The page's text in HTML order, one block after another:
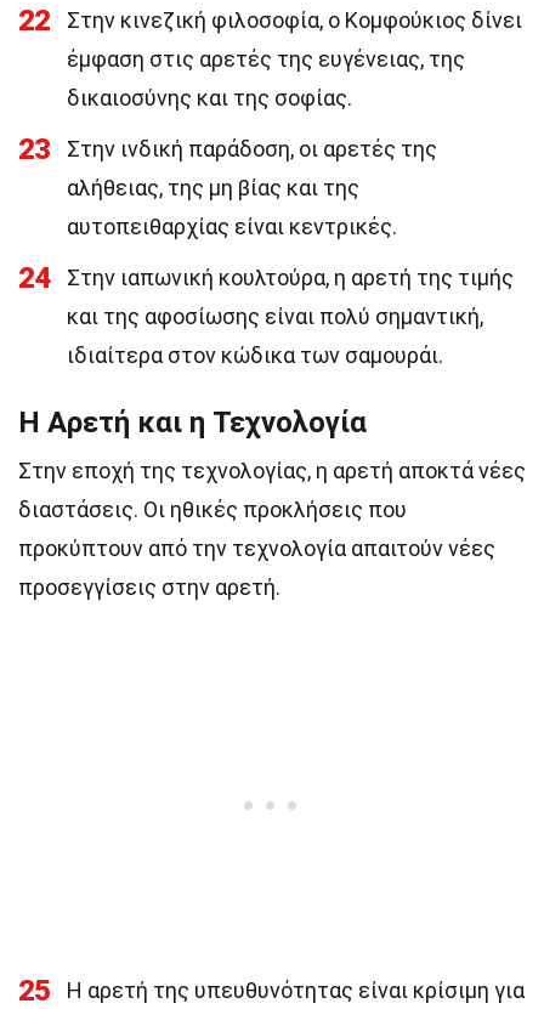
22
Στην κινεζική φιλοσοφία, ο Κομφούκιος δίνει
έμφαση στις αρετές της ευγένειας, της
δικαιοσύνης και της σοφίας.
23
Στην ινδική παράδοση, οι αρετές της
αλήθειας, της μη βίας και της
αυτοπειθαρχίας είναι κεντρικές.
24
Στην ιαπωνική κουλτούρα, η αρετή της τιμής
και της αφοσίωσης είναι πολύ σημαντική,
ιδιαίτερα στον κώδικα των σαμουράι.
Η Αρετή και η Τεχνολογία
Στην εποχή της τεχνολογίας, η αρετή αποκτά νέες
διαστάσεις. Οι ηθικές προκλήσεις που
προκύπτουν από την τεχνολογία απαιτούν νέες
προσεγγίσεις στην αρετή.
25
Η αρετή της υπευθυνότητας είναι κρίσιμη για